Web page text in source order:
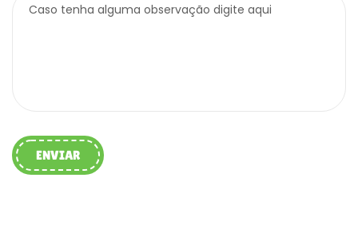
Caso tenha alguma observação digite aqui
ENVIAR